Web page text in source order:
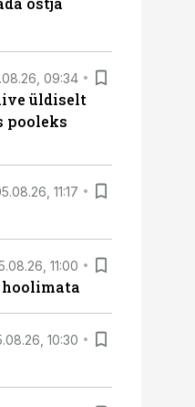
09:34
üldiselt
pooleks
11:17
11:00
10:30